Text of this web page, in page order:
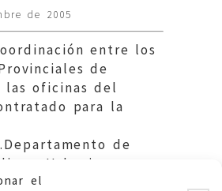
el
de 2005
entre los
de
las oficinas del
para la
de
Urbanismo y
DGA.